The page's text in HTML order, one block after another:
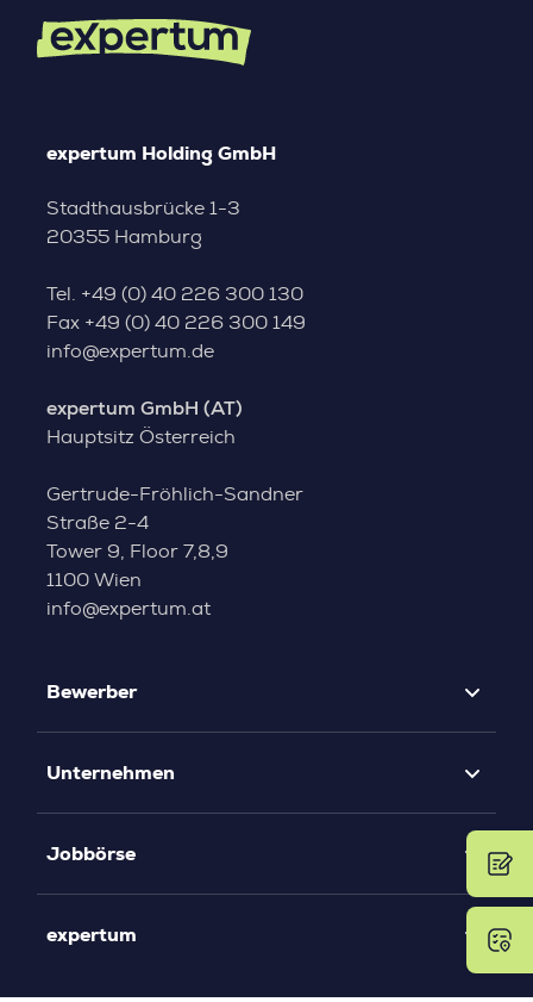
expertum Holding GmbH
Stadthausbrücke 1-3
20355 Hamburg
Tel. +49 (0) 40 226 300 130
Fax +49 (0) 40 226 300 149
info@expertum.de
expertum GmbH (AT)
Hauptsitz Österreich
Gertrude-Fröhlich-Sandner
Straße 2-4
Tower 9, Floor 7,8,9
1100 Wien
info@expertum.at
Bewerber
Unternehmen
Jobbörse
expertum